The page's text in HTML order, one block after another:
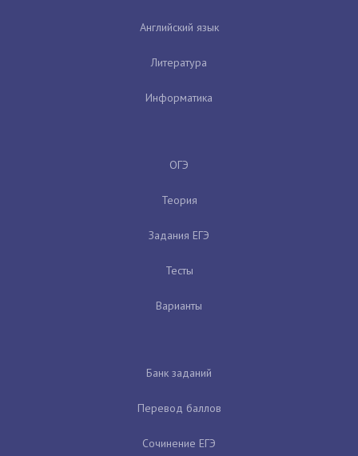
Английский язык
Литература
Информатика
ОГЭ
Теория
Задания ЕГЭ
Тесты
Варианты
Банк заданий
Перевод баллов
Сочинение ЕГЭ